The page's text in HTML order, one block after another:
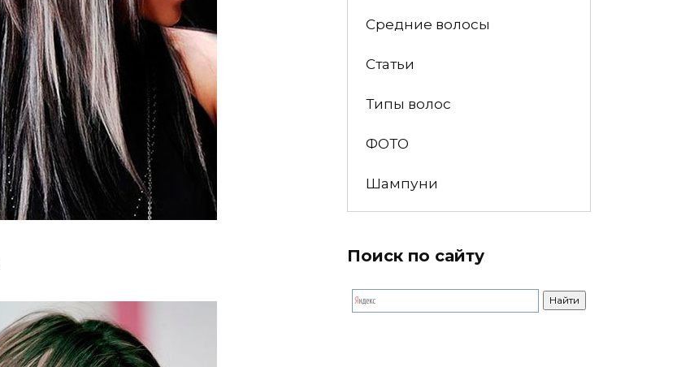
Средние волосы
Статьи
Типы волос
ФОТО
Шампуни
Поиск по сайту